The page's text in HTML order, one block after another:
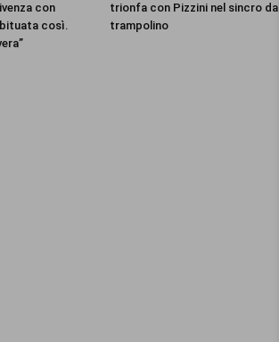
con
così.
trionfa con Pizzini nel sincro dal
trampolino